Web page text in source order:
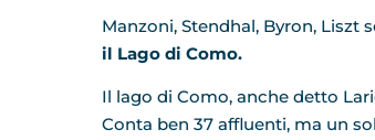
Manzoni, Stendhal, Byron,
il Lago di Como.
Il lago di Como, anche detto
Conta ben 37 affluenti, ma un